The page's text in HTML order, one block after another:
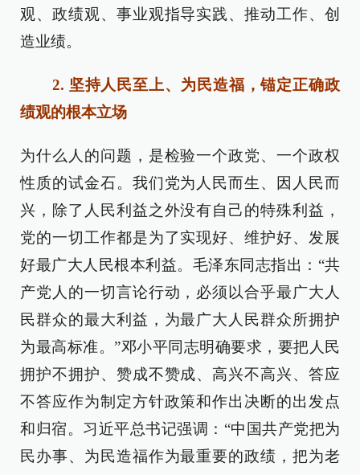
观、政绩观、事业观指导实践、推动工作、创
造业绩。
2. 坚持人民至上、为民造福，锚定正确政
绩观的根本立场
为什么人的问题，是检验一个政党、一个政权
性质的试金石。我们党为人民而生、因人民而
兴，除了人民利益之外没有自己的特殊利益，
党的一切工作都是为了实现好、维护好、发展
好最广大人民根本利益。毛泽东同志指出：“共
产党人的一切言论行动，必须以合乎最广大人
民群众的最大利益，为最广大人民群众所拥护
为最高标准。”邓小平同志明确要求，要把人民
拥护不拥护、赞成不赞成、高兴不高兴、答应
不答应作为制定方针政策和作出决断的出发点
和归宿。习近平总书记强调：“中国共产党把为
民办事、为民造福作为最重要的政绩，把为老